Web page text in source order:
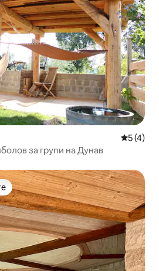
5 (4)
за групи на Дунав
на гостите“